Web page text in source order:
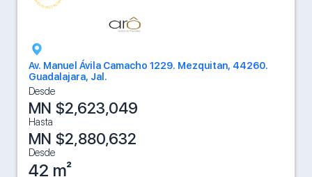
Av. Manuel Ávila Camacho 1229. Mezquitan, 44260.
Guadalajara, Jal.
Desde
MN $2,623,049
Hasta
MN $2,880,632
Desde
42 m²